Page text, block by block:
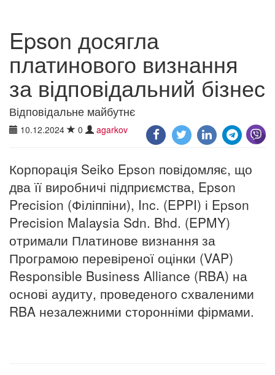
Epson досягла
платинового визнання
за відповідальний бізнес
Відповідальне майбутнє
10.12.2024 0 agarkov
Корпорація Seiko Epson повідомляє, що
два її виробничі підприємства, Epson
Precision (Філіппіни), Inc. (EPPI) і Epson
Precision Malaysia Sdn. Bhd. (EPMY)
отримали Платинове визнання за
Програмою перевіреної оцінки (VAP)
Responsible Business Alliance (RBA) на
основі аудиту, проведеного схваленими
RBA незалежними сторонніми фірмами.